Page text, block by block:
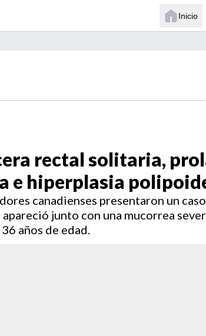
Inicio
rectal solitaria,
e hiperplasia
canadienses presentaron un
junto con una mucorrea
años de edad.